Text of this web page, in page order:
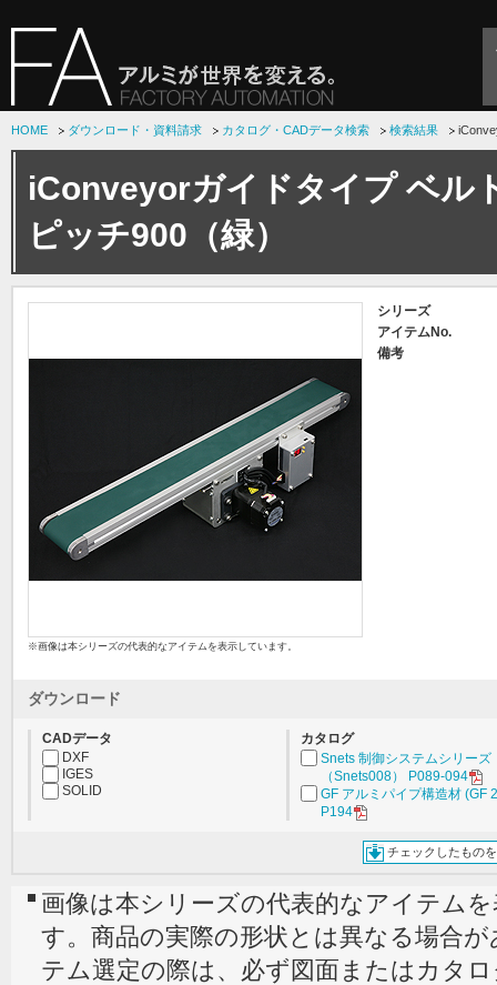
HOME ダウンロード・資料請求 カタログ・CADデータ検索 検索結果
iConveyorガイドタイプ ベル
ピッチ900（緑）
※画像は本シリーズの代表的なアイテムを表示しています。
シリーズ
アイテムNo.
備考
ダウンロード
CADデータ
DXF
IGES
SOLID
カタログ
Snets 制御システムシリーズ
（Snets008） P089-094
GF アルミパイプ構造材 (GF
P194
チェックしたもの
画像は本シリーズの代表的なアイテム
す。商品の実際の形状とは異なる場合
テム選定の際は、必ず図面またはカタ